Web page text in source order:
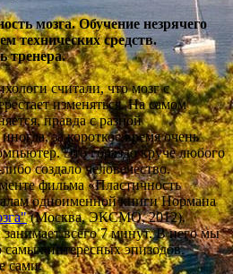
мозга. Обучение незрячего
технических средств.
тренера.
считали, что мозг с
изменяться. На самом
правда с разной
за короткое время очень
Это гораздо круче любого
создало человечество.
фильма «Пластичность
одноименной книги Нормана
(Москва, ЭКСМО, 2012).
всего 7 минут. В него мы
самых интересных эпизодов.
сами.